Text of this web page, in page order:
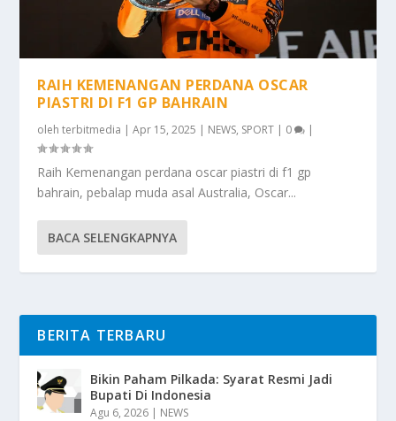
RAIH KEMENANGAN PERDANA OSCAR
PIASTRI DI F1 GP BAHRAIN
olehterbitmedia |Apr 15, 2025 | NEWS, SPORT | 0 |
Raih Kemenangan perdana oscar piastri di f1 gp
bahrain, pebalap muda asal Australia, Oscar...
BACA SELENGKAPNYA
BERITA TERBARU
Bikin Paham Pilkada: Syarat Resmi Jadi
Bupati Di Indonesia
Agu 6, 2026 | NEWS